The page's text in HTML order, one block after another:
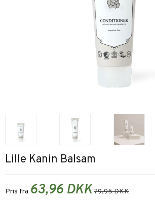
Lille Kanin Balsam
Pris fra 63,96 DKK79,95 DKK